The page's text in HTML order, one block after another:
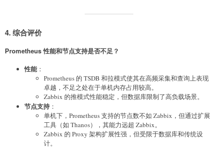
4. 综合评价
Prometheus 性能和节点支持是否不足？
性能 ：
Prometheus 的 TSDB 和拉模式使其在高频采集和查询上表现
卓越，不足之处在于单机内存占用较高。
Zabbix 的推模式性能稳定，但数据库限制了高负载场景。
节点支持 ：
单机下，Prometheus 支持的节点数不如 Zabbix，但通过扩展
工具（如 Thanos），其能力远超 Zabbix。
Zabbix 的 Proxy 架构扩展性强，但受限于数据库和传统设
计。